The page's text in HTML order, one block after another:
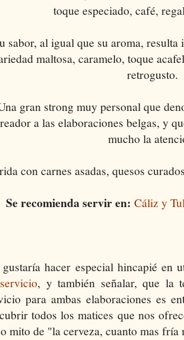
toque especiado, café,
sabor, al igual que su aroma, resulta
maltosa, caramelo, toque
retrogusto.
gran strong muy personal que
a las elaboraciones belgas, y
mucho la
con carnes asadas, quesos
Se recomienda servir en: Cáliz y
hacer especial hincapié en
, y también señalar, que la
para ambas elaboraciones es
todos los matices que nos
mito de "la cerveza, cuanto mas fría